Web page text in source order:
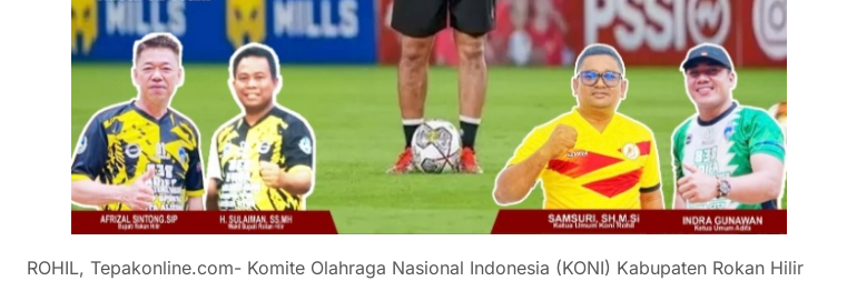
ROHIL, Tepakonline.com- Komite Olahraga Nasional Indonesia (KONI) Kabupaten Rokan Hilir